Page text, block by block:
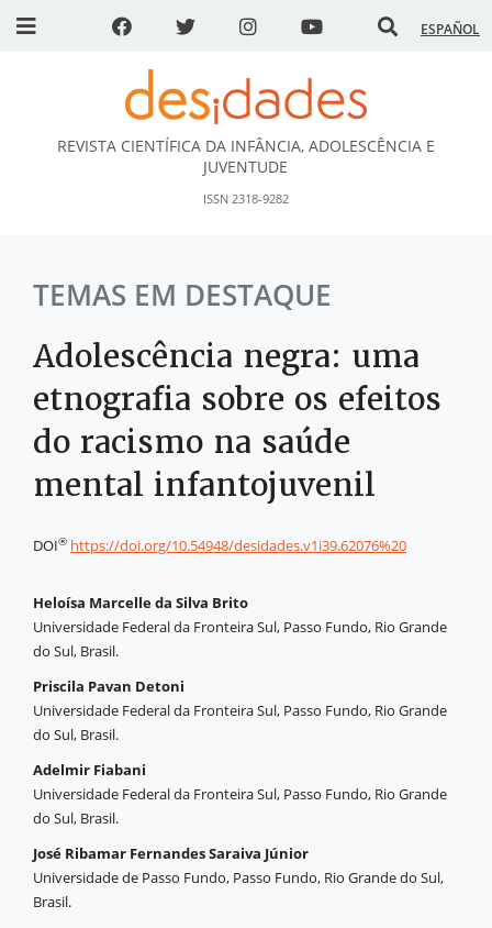
ESPAÑOL
DESidades
REVISTA CIENTÍFICA DA INFÂNCIA, ADOLESCÊNCIA E
JUVENTUDE
ISSN 2318-9282
TEMAS EM DESTAQUE
Adolescência negra: uma
etnografia sobre os efeitos
do racismo na saúde
mental infantojuvenil
DOI® https://doi.org/10.54948/desidades.v1i39.62076%20
Heloísa Marcelle da Silva Brito
Universidade Federal da Fronteira Sul, Passo Fundo, Rio Grande
do Sul, Brasil.
Priscila Pavan Detoni
Universidade Federal da Fronteira Sul, Passo Fundo, Rio Grande
do Sul, Brasil.
Adelmir Fiabani
Universidade Federal da Fronteira Sul, Passo Fundo, Rio Grande
do Sul, Brasil.
José Ribamar Fernandes Saraiva Júnior
Universidade de Passo Fundo, Passo Fundo, Rio Grande do Sul,
Brasil.